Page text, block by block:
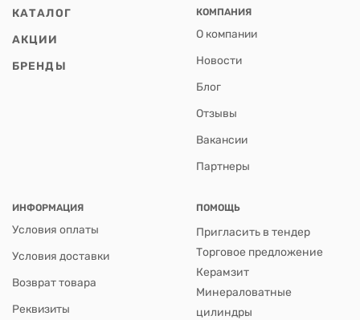
КАТАЛОГ
АКЦИИ
БРЕНДЫ
КОМПАНИЯ
О компании
Новости
Блог
Отзывы
Вакансии
Партнеры
ИНФОРМАЦИЯ
Условия оплаты
Условия доставки
Возврат товара
Реквизиты
ПОМОЩЬ
Пригласить в тендер
Торговое предложение
Керамзит
Минераловатные
цилиндры